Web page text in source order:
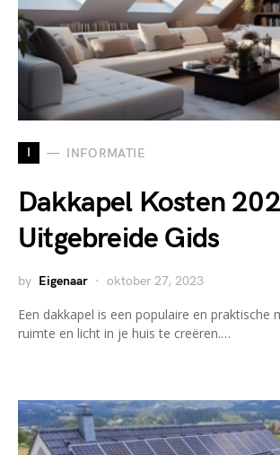
I INFORMATIE
Dakkapel Kosten
Uitgebreide Gids
by Eigenaar oktober 27, 2023
Een dakkapel is een populaire en praktische
ruimte en licht in je huis te creëren.…